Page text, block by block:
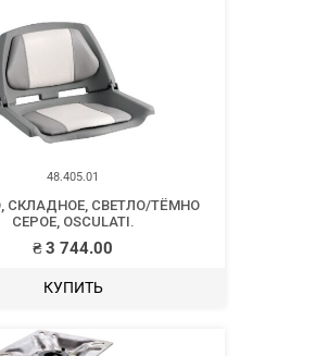
48.405.01
СКЛАДНОЕ, СВЕТЛО/ТЁМНО
СЕРОЕ, OSCULATI.
₴3 744.00
КУПИТЬ